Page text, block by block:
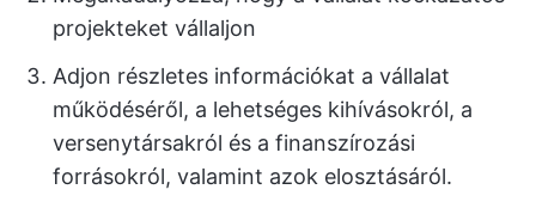
projekteket vállaljon
Adjon részletes információkat a vállalat
működéséről, a lehetséges kihívásokról, a
versenytársakról és a finanszírozási
forrásokról, valamint azok elosztásáról.